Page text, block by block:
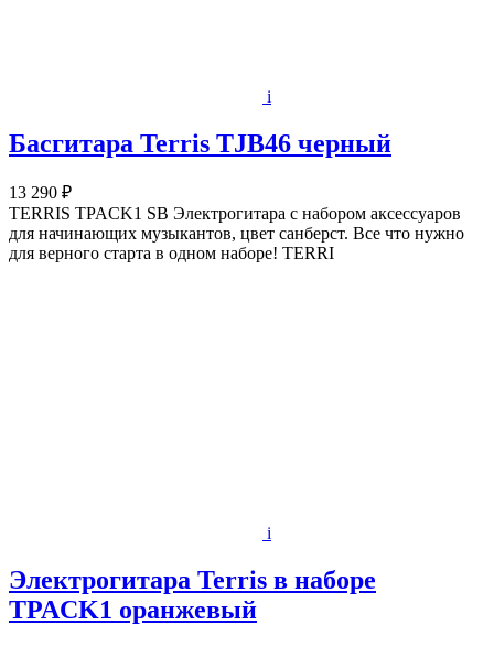
i
Басгитара Terris TJB46 черный
13 290 ₽
TERRIS TPACK1 SB Электрогитара с набором аксессуаров
для начинающих музыкантов, цвет санберст. Все что нужно
для верного старта в одном наборе! TERRI
i
Электрогитара Terris в наборе
TPACK1 оранжевый